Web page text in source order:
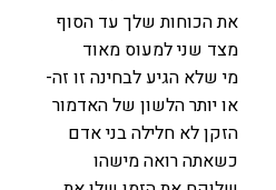
את הכוחות שלך עד הסוף
מצד שני למעוס מאוד
מי שלא הגיע לבחינה זו זה-
או יותר הלשון של האדמור
הזקן לא חלילה בני אדם
כשאתה רואה מישהו